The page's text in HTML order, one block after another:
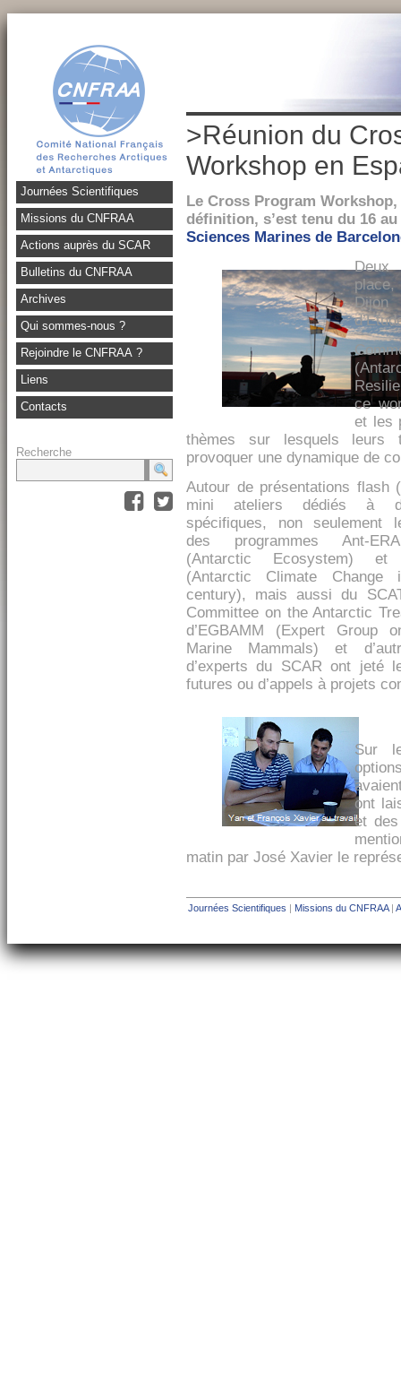
Journées Scientifiques
Missions du CNFRAA
Actions auprès du SCAR
Bulletins du CNFRAA
Archives
Qui sommes-nous ?
Rejoindre le CNFRAA ?
Liens
Contacts
Recherche
>Réunion du
Workshop en
Le Cross Program
définition, s’est tenu du 16 au
Sciences Marines de
Deux
place,
Dijon
ce
et les
thèmes sur lesquels leurs
provoquer une dynamique de
Autour de présentations flash
mini ateliers dédiés à
spécifiques, non seulement
des programmes Ant-
(Antarctic Ecosystem) et
(Antarctic Climate
century), mais aussi du
Committee on the Antarctic
d’EGBAMM (Expert Group
Marine Mammals) et
d’experts du SCAR ont jeté
futures ou d’appels à projets
Sur
ont
et des
matin par José Xavier le
Journées Scientifiques | Missions du CNFRAA|